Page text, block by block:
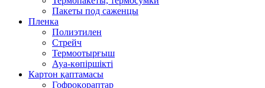
Пакеты под саженцы
Пленка
Полиэтилен
Стрейч
Термоотырғыш
Ауа-көпіршікті
Картон қаптамасы
Гофроқораптар